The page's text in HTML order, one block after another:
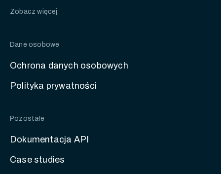
Zobacz więcej
Dane osobowe
Ochrona danych osobowych
Polityka prywatności
Pozostałe
Dokumentacja API
Case studies